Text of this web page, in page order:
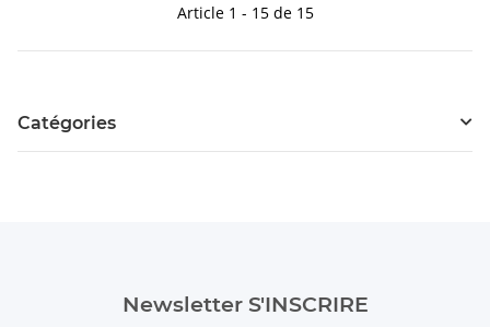
Article 1 - 15 de 15
Catégories
Newsletter S'INSCRIRE